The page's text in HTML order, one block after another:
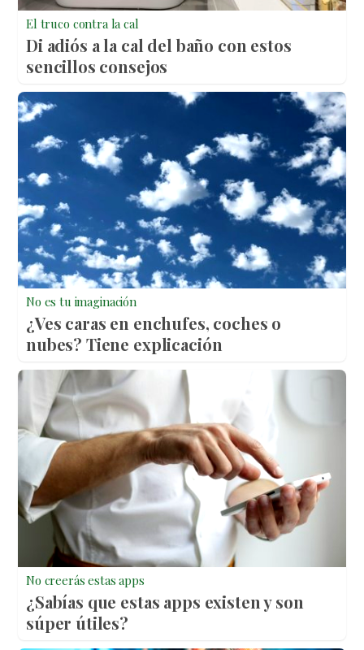
El truco contra la cal
Di adiós a la cal del baño con estos
sencillos consejos
No es tu imaginación
¿Ves caras en enchufes, coches o
nubes? Tiene explicación
No creerás estas apps
¿Sabías que estas apps existen y son
súper útiles?